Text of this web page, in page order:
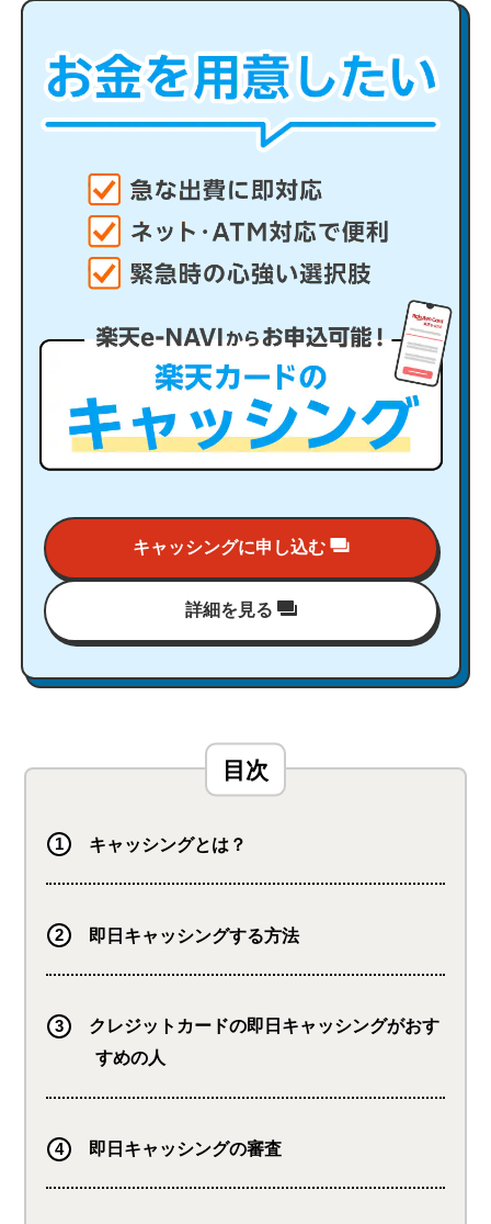
キャッシングに申し込む
詳細を見る
キャッシングとは？
即日キャッシングする方法
クレジットカードの即日キャッシングがおす
すめの人
即日キャッシングの審査